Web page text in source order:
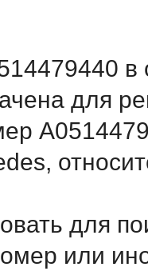
в
для
для
или